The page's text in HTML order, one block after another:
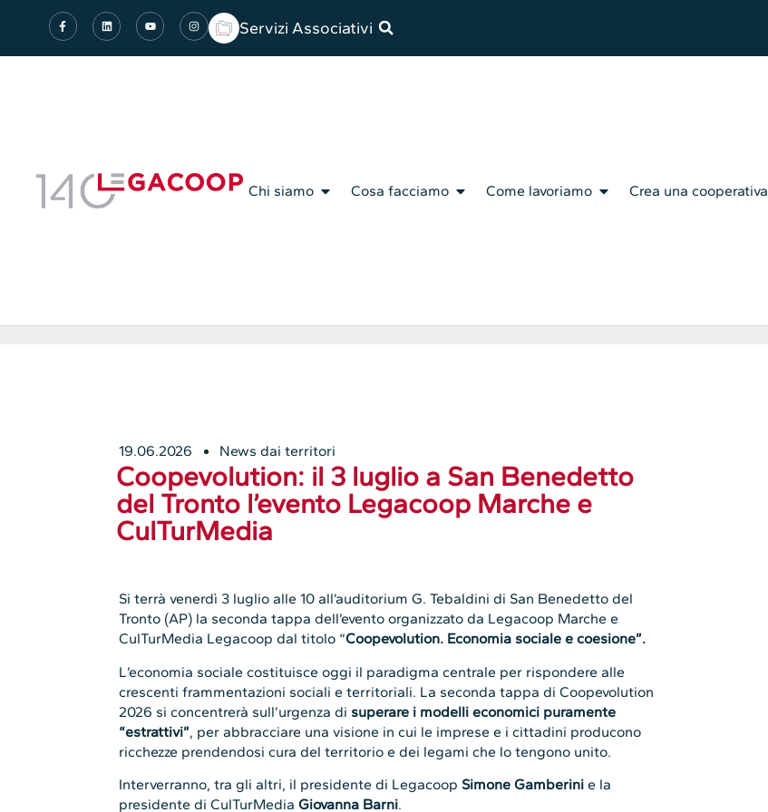
Servizi Associativi
Chi siamo Cosa facciamo Come lavoriamo Crea una cooperativa
19.06.2026 News dai territori
Coopevolution: il 3 luglio a San Benedetto
del Tronto l’evento Legacoop Marche e
CulTurMedia
Si terrà venerdì 3 luglio alle 10 all’auditorium G. Tebaldini di San Benedetto del
Tronto (AP) la seconda tappa dell’evento organizzato da Legacoop Marche e
CulTurMedia Legacoop dal titolo “Coopevolution. Economia sociale e coesione”.
L’economia sociale costituisce oggi il paradigma centrale per rispondere alle
crescenti frammentazioni sociali e territoriali. La seconda tappa di Coopevolution
2026 si concentrerà sull’urgenza di superare i modelli economici puramente
“estrattivi”, per abbracciare una visione in cui le imprese e i cittadini producono
ricchezze prendendosi cura del territorio e dei legami che lo tengono unito.
Interverranno, tra gli altri, il presidente di Legacoop Simone Gamberinie la
presidente di CulTurMediaGiovanna Barni.